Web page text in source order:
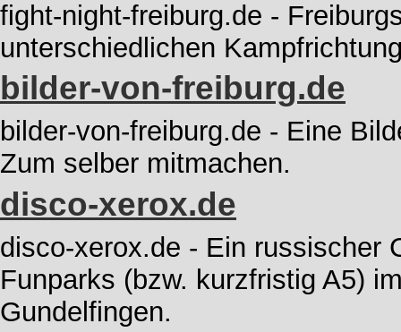
fight-night-freiburg.de -
unterschiedlichen
bilder-von-freiburg.de
bilder-von-freiburg.de - Eine
Zum selber mitmachen.
disco-xerox.de
disco-xerox.de - Ein russischer
Funparks (bzw. kurzfristig A5)
Gundelfingen.